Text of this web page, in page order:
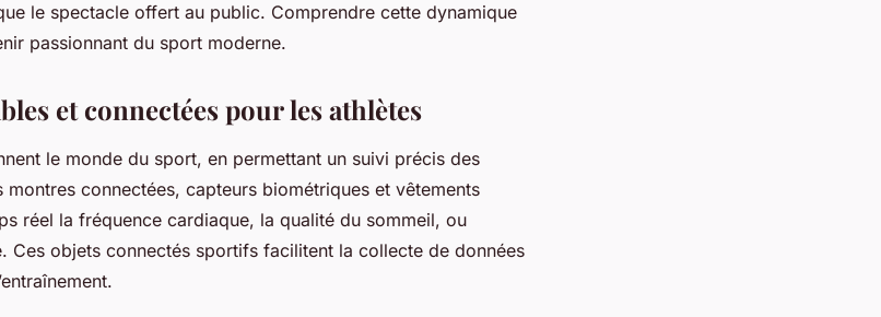
le spectacle offert au public. Comprendre cette dynamique
passionnant du sport moderne.
et connectées pour les athlètes
le monde du sport, en permettant un suivi précis des
connectées, capteurs biométriques et vêtements
réel la fréquence cardiaque, la qualité du sommeil, ou
Ces objets connectés sportifs facilitent la collecte de données